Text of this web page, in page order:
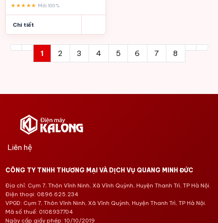
★★★★★ Mới 100%
Chi tiết
1 2 3 4 5 6 7 8
Liên hệ
CÔNG TY TNHH THƯƠNG MẠI VÀ DỊCH VỤ QUANG MINH ĐỨC
Địa chỉ: Cụm 7, Thôn Vĩnh Ninh, Xã Vĩnh Quỳnh, Huyện Thanh Trì, TP Hà Nội.
Điện thoại: 0896.625.234
VPGD: Cụm 7, Thôn Vĩnh Ninh, Xã Vĩnh Quỳnh, Huyện Thanh Trì, TP Hà Nội.
Mã số thuế: 0108937704
Ngày cấp giấy phép: 10/10/2019